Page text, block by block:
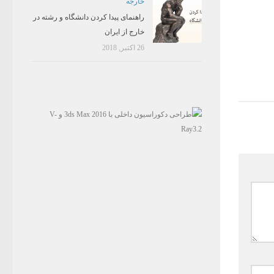
راهنمای پیدا کردن دانشگاه و رشته در
خارج از ایران
26 اکتبر, 2018